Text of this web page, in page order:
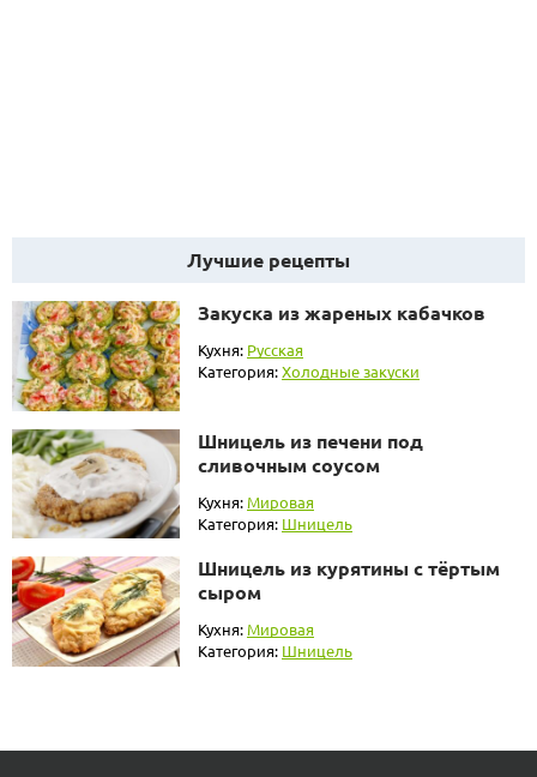
Лучшие рецепты
Закуска из жареных кабачков
Кухня: Русская
Категория:Холодные закуски
Шницель из печени под
сливочным соусом
Кухня: Мировая
Категория: Шницель
Шницель из курятины с тёртым
сыром
Кухня:Мировая
Категория: Шницель